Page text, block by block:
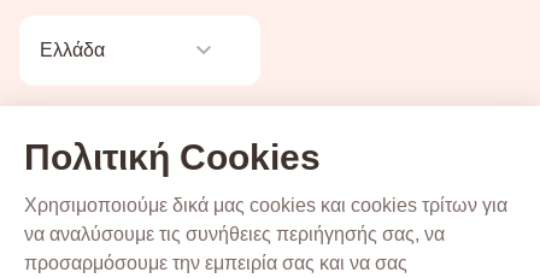
Πολιτική Cookies
Χρησιμοποιούμε δικά μας cookies και cookies τρίτων για
να αναλύσουμε τις συνήθειες περιήγησής σας, να
προσαρμόσουμε την εμπειρία σας και να σας
Ελλάδα